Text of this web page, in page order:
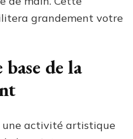
grandement votre
de la
une activité artistique